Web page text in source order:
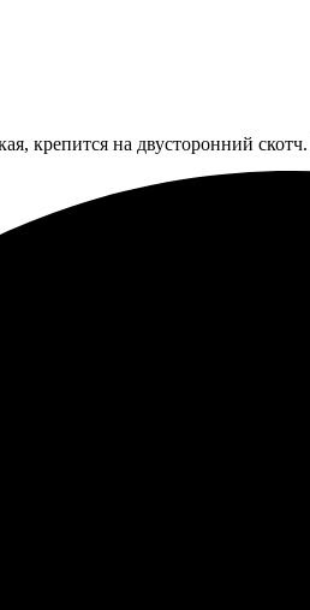
крепится на двусторонний
сделать фотокнигу, форма
фото, загрузила и